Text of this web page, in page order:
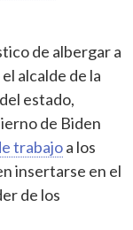
de albergar a
alcalde de la
estado,
de Biden
trabajoa los
insertarse en el
de los